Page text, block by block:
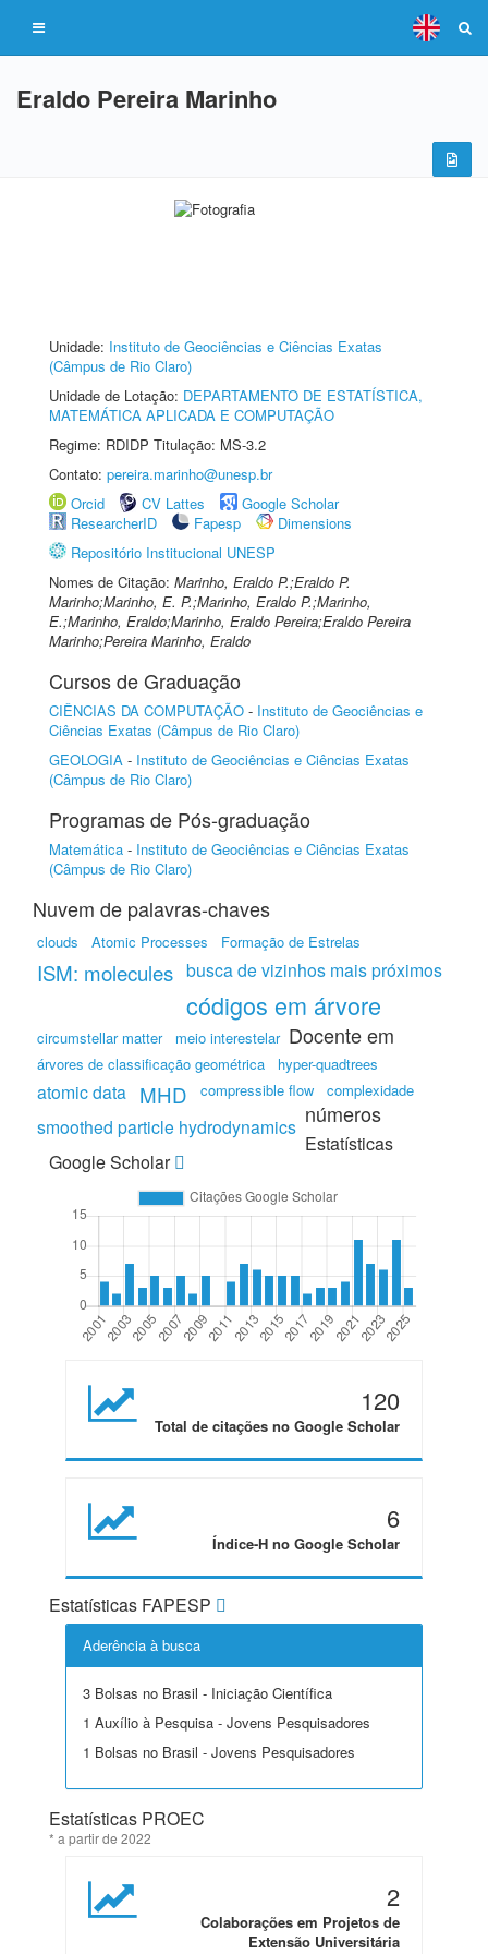
Eraldo Pereira Marinho
Unidade: Instituto de Geociências e Ciências Exatas
(Câmpus de Rio Claro)
Unidade de Lotação: DEPARTAMENTO DE ESTATÍSTICA,
MATEMÁTICA APLICADA E COMPUTAÇÃO
Regime: RDIDP Titulação: MS-3.2
Contato: pereira.marinho@unesp.br
Orcid
CV Lattes
Google Scholar
ResearcherID
Fapesp
Dimensions
Repositório Institucional UNESP
Nomes de Citação: Marinho, Eraldo P.;Eraldo P.
Marinho;Marinho, E. P.;Marinho, Eraldo P.;Marinho,
E.;Marinho, Eraldo;Marinho, Eraldo Pereira;Eraldo Pereira
Marinho;Pereira Marinho, Eraldo
Cursos de Graduação
CIÊNCIAS DA COMPUTAÇÃO - Instituto de Geociências e
Ciências Exatas (Câmpus de Rio Claro)
GEOLOGIA - Instituto de Geociências e Ciências Exatas
(Câmpus de Rio Claro)
Programas de Pós-graduação
Matemática - Instituto de Geociências e Ciências Exatas
(Câmpus de Rio Claro)
Nuvem de palavras-chaves
clouds Atomic Processes Formação de Estrelas
ISM: molecules busca de vizinhos mais próximos
códigos em árvore
circumstellar matter
meio interestelar
árvores de classificação geométrica
hyper-quadtrees
atomic data MHD compressible flow complexidade
smoothed particle hydrodynamics
Docente em
números
Estatísticas
Google Scholar
120
Total de citações no Google Scholar
6
Índice-H no Google Scholar
Estatísticas FAPESP
Aderência à busca
3 Bolsas no Brasil - Iniciação Científica
1 Auxílio à Pesquisa - Jovens Pesquisadores
1 Bolsas no Brasil - Jovens Pesquisadores
Estatísticas PROEC
* a partir de 2022
2
Colaborações em Projetos de
Extensão Universitária